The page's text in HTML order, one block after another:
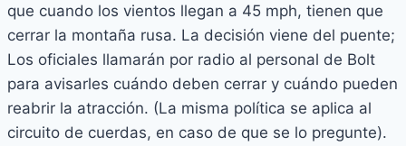
que cuando los vientos llegan a 45 mph, tienen que
cerrar la montaña rusa. La decisión viene del puente;
Los oficiales llamarán por radio al personal de Bolt
para avisarles cuándo deben cerrar y cuándo pueden
reabrir la atracción. (La misma política se aplica al
circuito de cuerdas, en caso de que se lo pregunte).